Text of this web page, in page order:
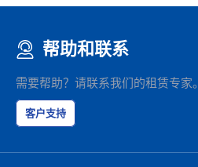
帮助和联系
需要帮助？请联系我们的租赁专家。
客户支持